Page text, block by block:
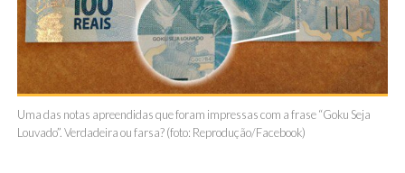
Uma das notas apreendidas que foram impressas com a frase “Goku Seja
Louvado”. Verdadeira ou farsa? (foto: Reprodução/Facebook)